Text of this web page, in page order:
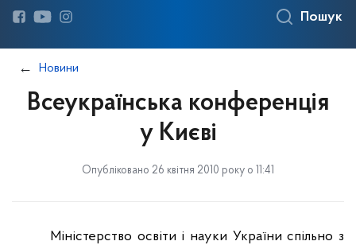
Пошук
Новини
Всеукраїнська конференція
у Києві
Опубліковано 26 квітня 2010 року о 11:41
Міністерство освіти і науки України спільно з